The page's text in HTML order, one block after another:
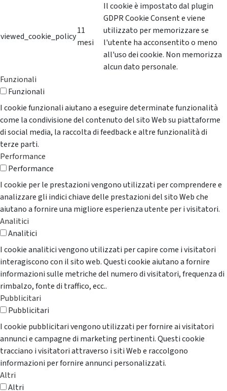
viewed_cookie_policy
11
mesi
Il cookie è impostato dal plugin
GDPR Cookie Consent e viene
utilizzato per memorizzare se
l'utente ha acconsentito o meno
all'uso dei cookie. Non memorizza
alcun dato personale.
Funzionali
Funzionali
I cookie funzionali aiutano a eseguire determinate funzionalità
come la condivisione del contenuto del sito Web su piattaforme
di social media, la raccolta di feedback e altre funzionalità di
terze parti.
Performance
Performance
I cookie per le prestazioni vengono utilizzati per comprendere e
analizzare gli indici chiave delle prestazioni del sito Web che
aiutano a fornire una migliore esperienza utente per i visitatori.
Analitici
Analitici
I cookie analitici vengono utilizzati per capire come i visitatori
interagiscono con il sito web. Questi cookie aiutano a fornire
informazioni sulle metriche del numero di visitatori, frequenza di
rimbalzo, fonte di traffico, ecc..
Pubblicitari
Pubblicitari
I cookie pubblicitari vengono utilizzati per fornire ai visitatori
annunci e campagne di marketing pertinenti. Questi cookie
tracciano i visitatori attraverso i siti Web e raccolgono
informazioni per fornire annunci personalizzati.
Altri
Altri